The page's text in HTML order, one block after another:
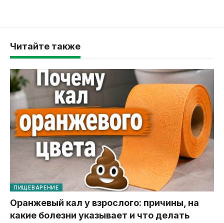
Читайте также
ПИЩЕВАРЕНИЕ
Оранжевый кал у взрослого: причины, на
какие болезни указывает и что делать